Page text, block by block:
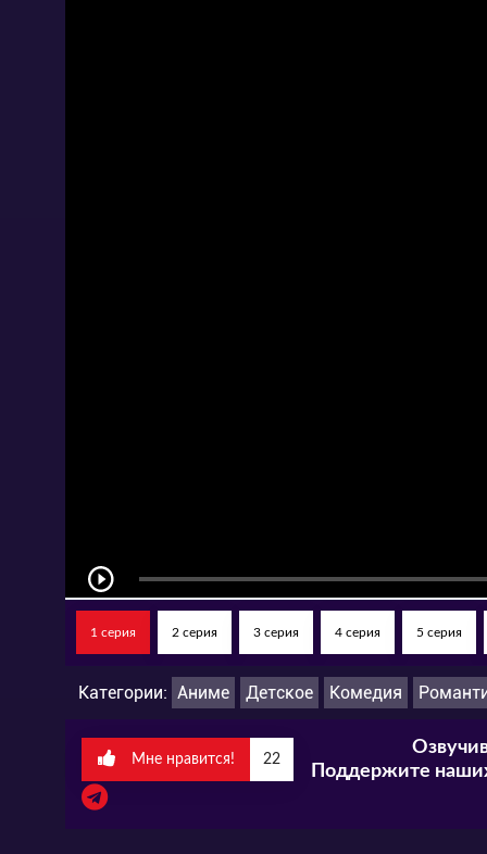
1 серия 2 серия 3 серия 4 серия 5 серия
Категории: Аниме Детское Комедия
Мне нравится! 22
Поддержите